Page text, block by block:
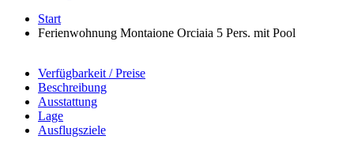
Start
Ferienwohnung Montaione Orciaia 5 Pers. mit Pool
Verfügbarkeit / Preise
Beschreibung
Ausstattung
Lage
Ausflugsziele